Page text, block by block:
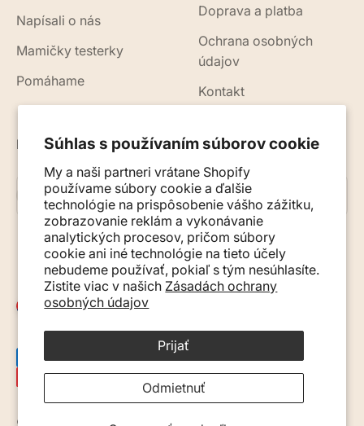
Súhlas s používaním súborov cookie
My a naši partneri vrátane Shopify
používame súbory cookie a ďalšie
technológie na prispôsobenie vášho zážitku,
zobrazovanie reklám a vykonávanie
analytických procesov, pričom súbory
cookie ani iné technológie na tieto účely
nebudeme používať, pokiaľ s tým nesúhlasíte.
Zistite viac v našich Zásadách ochrany
osobných údajov
Prijať
Odmietnuť
Napísali o nás
Mamičky testerky
Pomáhame
Doprava a platba
Ochrana osobných
údajov
Kontakt
Novinky, rady a tipy do vášho e-mailu
E-mail
Prihlásiť sa na odber
Slovensko (EUR €)
© 2026, Monkey Mum. · Site by Ecommerce Pot